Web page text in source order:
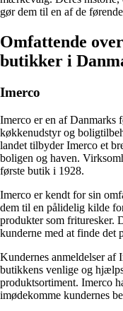
gør dem til en af de
Omfattende
butikker i
Imerco
Imerco er en af Danmarks
køkkenudstyr og
landet tilbyder Imerco et
boligen og haven.
første butik i 1928.
Imerco er kendt for sin
dem til en pålidelig kilde
produkter som frituresker.
kunderne med at finde det
Kundernes anmeldelser af
butikkens venlige og
produktsortiment. Imerco
imødekomme kundernes